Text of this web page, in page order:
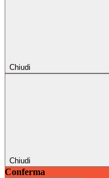
Chiudi
Chiudi
Conferma